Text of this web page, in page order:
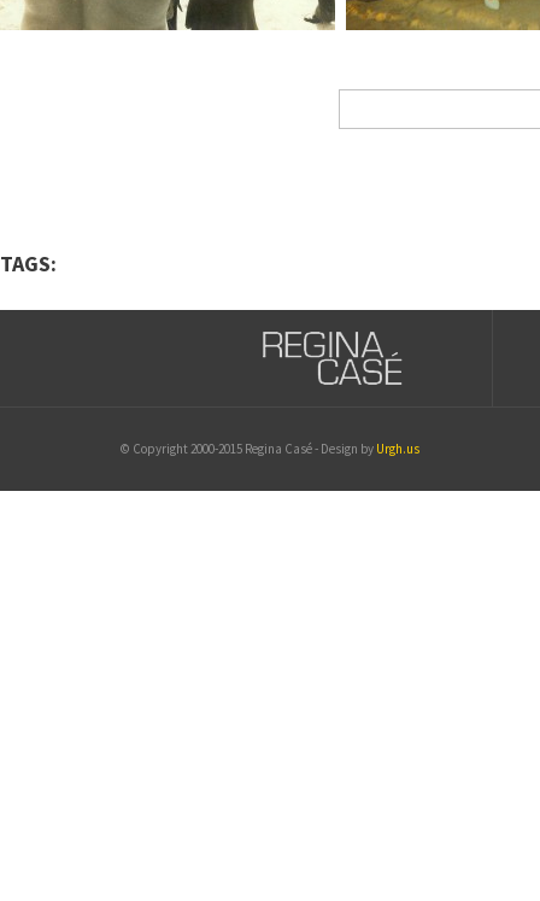
TAGS:
© Copyright 2000-2015 Regina Casé - Design by Urgh.us